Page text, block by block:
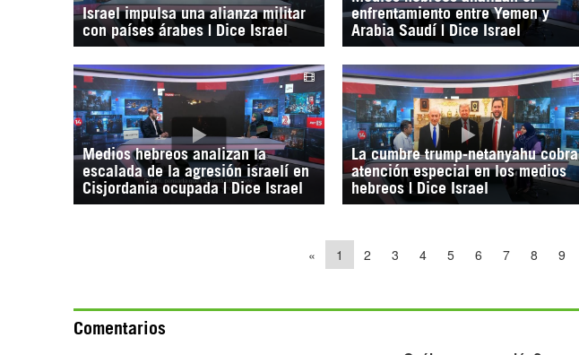
Israel impulsa una alianza militar
con países árabes | Dice Israel
enfrentamiento entre Yemen y
Arabia Saudí | Dice Israel
Medios hebreos analizan la
escalada de la agresión israelí en
Cisjordania ocupada | Dice Israel
La cumbre trump-netanyahu cobra
atención especial en los medios
hebreos | Dice Israel
« 1 2 3 4 5 6 7 8 9
Comentarios